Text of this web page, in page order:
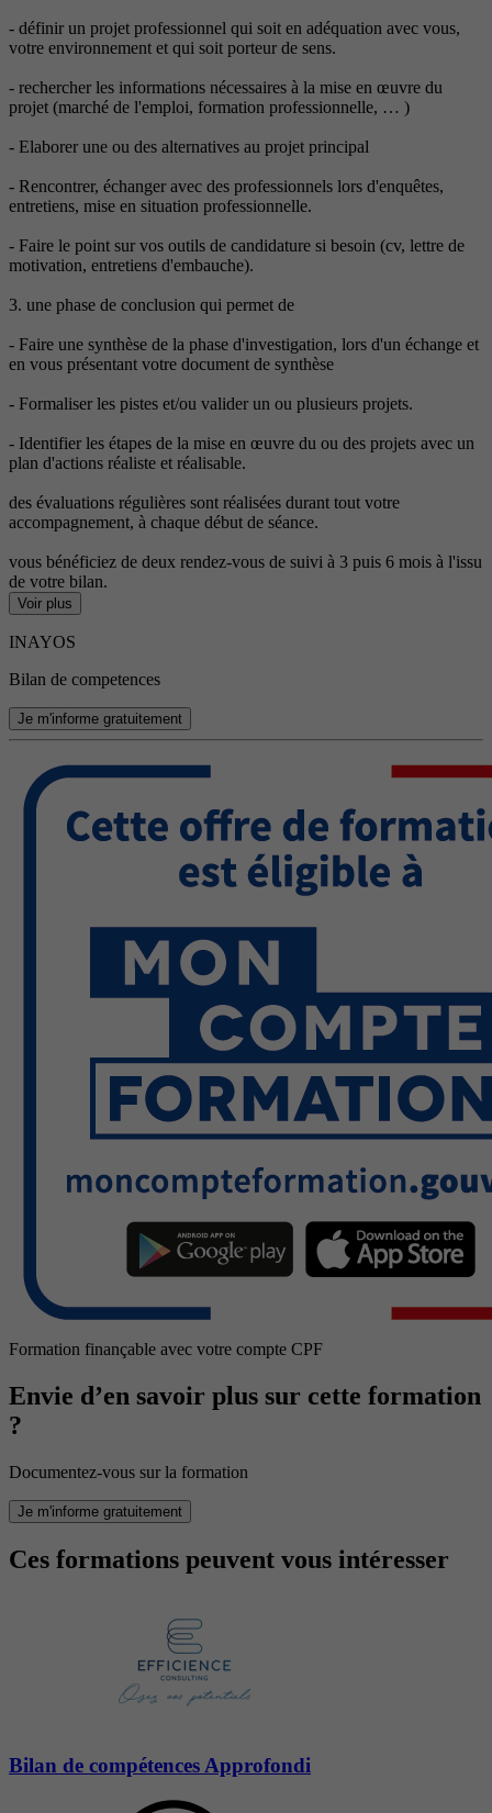
- définir un projet professionnel qui soit en adéquation avec vous,
votre environnement et qui soit porteur de sens.
- rechercher les informations nécessaires à la mise en œuvre du
projet (marché de l'emploi, formation professionnelle, … )
- Elaborer une ou des alternatives au projet principal
- Rencontrer, échanger avec des professionnels lors d'enquêtes,
entretiens, mise en situation professionnelle.
- Faire le point sur vos outils de candidature si besoin (cv, lettre de
motivation, entretiens d'embauche).
3. une phase de conclusion qui permet de
- Faire une synthèse de la phase d'investigation, lors d'un échange et
en vous présentant votre document de synthèse
- Formaliser les pistes et/ou valider un ou plusieurs projets.
- Identifier les étapes de la mise en œuvre du ou des projets avec un
plan d'actions réaliste et réalisable.
des évaluations régulières sont réalisées durant tout votre
accompagnement, à chaque début de séance.
vous bénéficiez de deux rendez-vous de suivi à 3 puis 6 mois à l'issu
de votre bilan.
Voir plus
INAYOS
Bilan de competences
Je m'informe gratuitement
Formation finançable avec votre compte CPF
Envie d’en savoir plus sur cette formation
?
Documentez-vous sur la formation
Je m'informe gratuitement
Ces formations peuvent vous intéresser
Bilan de compétences Approfondi